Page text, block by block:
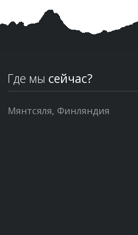
Где мы сейчас?
Мянтсяля, Финляндия